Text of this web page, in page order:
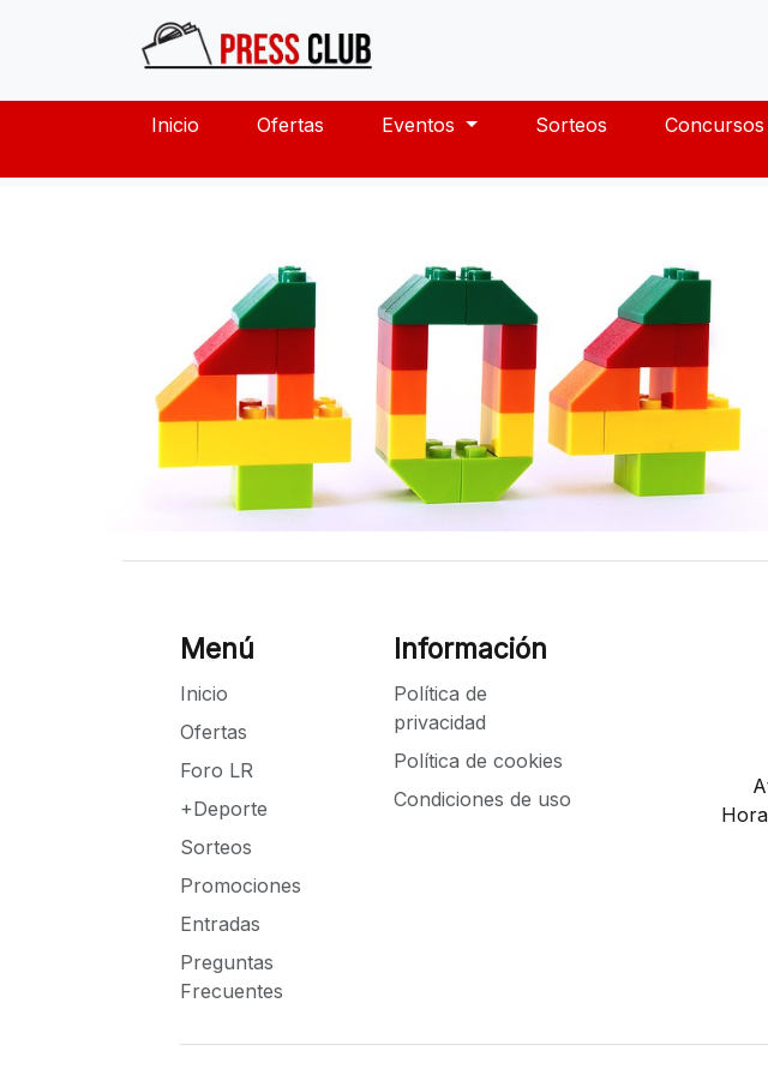
Inicio Ofertas Eventos Sorteos Concursos
Menú
Inicio
Ofertas
Foro LR
+Deporte
Sorteos
Promociones
Entradas
Preguntas
Frecuentes
Información
Política de
privacidad
Política de cookies
Condiciones de uso